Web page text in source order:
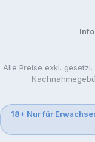
Alle Preise exkl.
18+ Nur für